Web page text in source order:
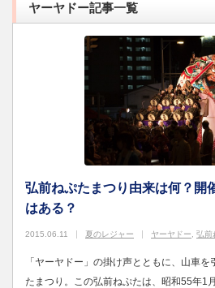
ヤーヤドー記事一覧
弘前ねぷたまつり由来は何？開
はある？
2015.06.11 夏のレジャー ヤーヤドー 弘前
「ヤーヤドー」の掛け声とともに、山車
たまつり。この弘前ねぷたは、昭和55年1